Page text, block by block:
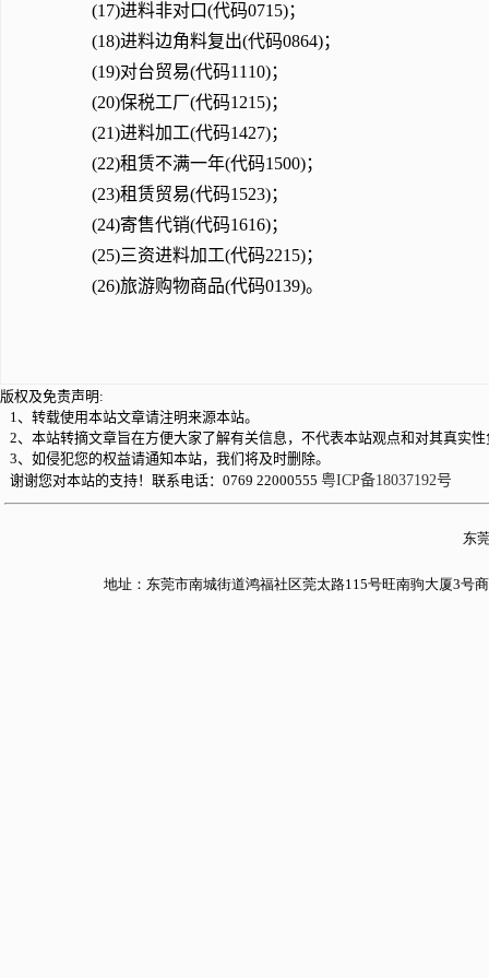
(17)进料非对口(代码0715)；
(18)进料边角料复出(代码0864)；
(19)对台贸易(代码1110)；
(20)保税工厂(代码1215)；
(21)进料加工(代码1427)；
(22)租赁不满一年(代码1500)；
(23)租赁贸易(代码1523)；
(24)寄售代销(代码1616)；
(25)三资进料加工(代码2215)；
(26)旅游购物商品(代码0139)。
版权及免责声明:
1、转载使用本站文章请注明来源本站。
2、本站转摘文章旨在方便大家了解有关信息，不代表本站观点和对其真实
3、如侵犯您的权益请通知本站，我们将及时删除。
谢谢您对本站的支持！联系电话：0769 22000555 粤ICP备18037192号